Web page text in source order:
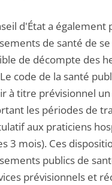
d'État a également
de santé de
de décompte des
code de la santé
à titre prévisionnel
les périodes de
aux praticiens
3 mois). Ces
publics de
prévisionnels et